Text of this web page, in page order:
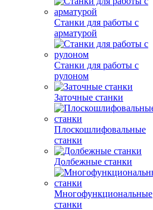
Станки для работы с
арматурой
Станки для работы с
рулоном
Заточные станки
Плоскошлифовальные
станки
Долбежные станки
Многофункциональные
станки